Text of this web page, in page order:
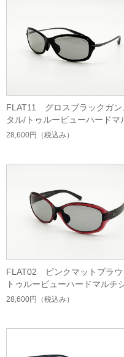
FLAT11 グロスブラックガン
タル/トゥルービューハードマル
チシングルコート
28,600円 （税込み）
FLAT02 ピンクマットブラウ
トゥルービューハードマルチシ
ングルコート
28,600円 （税込み）